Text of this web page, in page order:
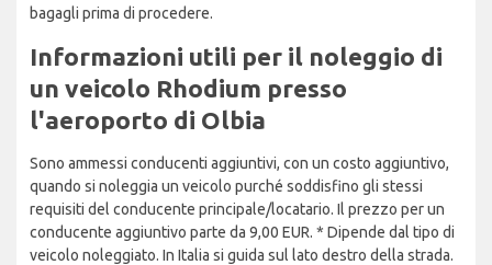
bagagli prima di procedere.
Informazioni utili per il noleggio di
un veicolo Rhodium presso
l'aeroporto di Olbia
Sono ammessi conducenti aggiuntivi, con un costo aggiuntivo,
quando si noleggia un veicolo purché soddisfino gli stessi
requisiti del conducente principale/locatario. Il prezzo per un
conducente aggiuntivo parte da 9,00 EUR. * Dipende dal tipo di
veicolo noleggiato. In Italia si guida sul lato destro della strada.